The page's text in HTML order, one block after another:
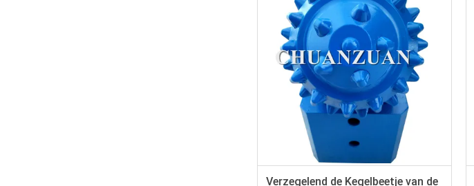
Verzegelend de Kegelbeetje van de